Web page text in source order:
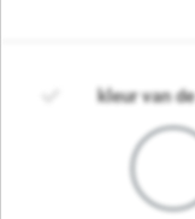
kleur van